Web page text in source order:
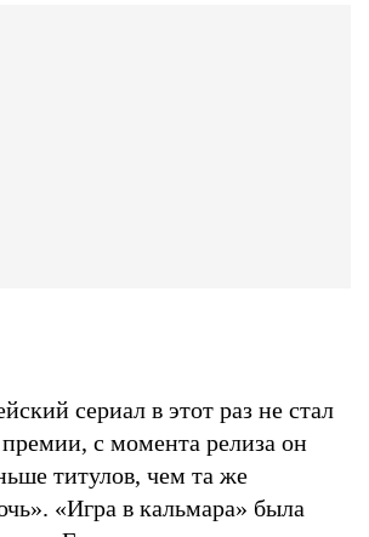
сериал в этот раз не стал
с момента релиза он
титулов, чем та же
«Игра в кальмара» была